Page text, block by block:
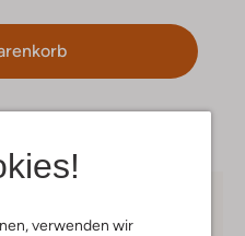
verwenden wir